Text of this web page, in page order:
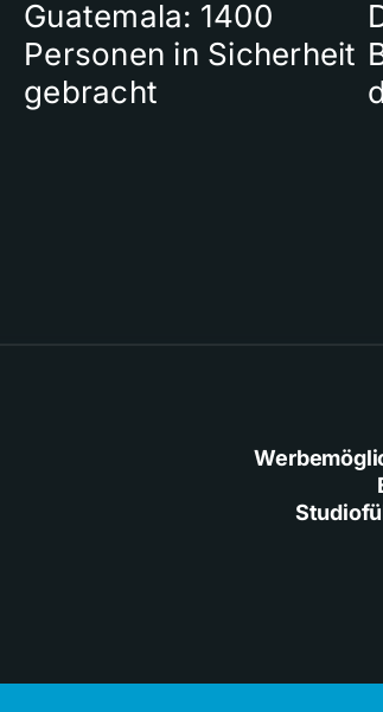
Guatemala: 1400
Personen in Sicherheit
gebracht